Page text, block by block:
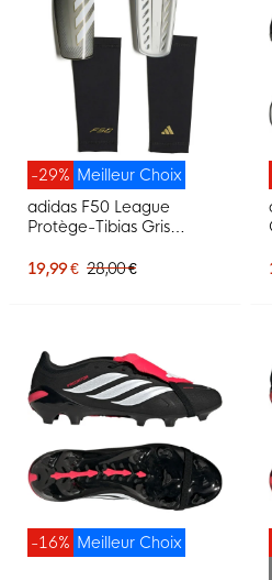
Meilleur Choix
-29%
adidas F50 League
Protège-Tibias Gris
19,99 € 28,00 €
Meilleur Choix
-16%